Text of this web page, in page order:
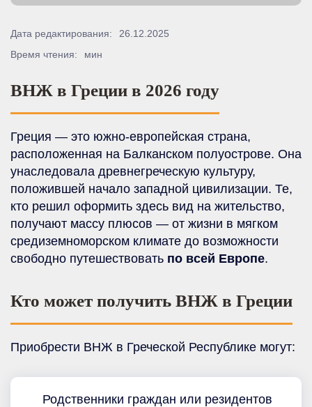
Дата редактирования:
26.12.2025
Время чтения:
мин
ВНЖ в Греции в 2026 году
Греция — это южно-европейская страна,
расположенная на Балканском полуострове. Она
унаследовала древнегреческую культуру,
положившей начало западной цивилизации. Те,
кто решил оформить здесь вид на жительство,
получают массу плюсов — от жизни в мягком
средиземноморском климате до возможности
свободно путешествовать по всей Европе.
Кто может получить ВНЖ в Греции
Приобрести ВНЖ в Греческой Республике могут:
Родственники граждан или резидентов